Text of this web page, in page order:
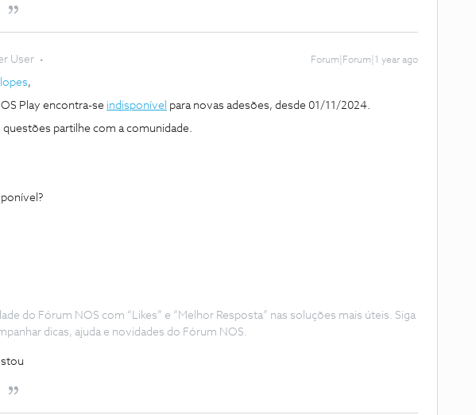
User Forum|Forum|1 year ago
,
Play encontra-se indisponível para novas adesões, desde 01/11/2024.
questões partilhe com a comunidade.
do Fórum NOS com “Likes” e “Melhor Resposta” nas soluções mais úteis. Siga
dicas, ajuda e novidades do Fórum NOS.